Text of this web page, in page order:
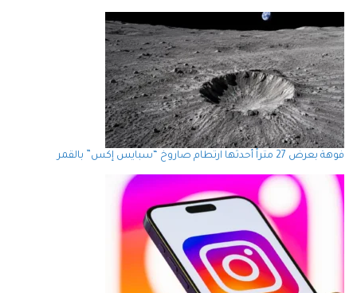
فوهة بعرض 27 متراً أحدثها ارتطام صاروخ “سبايس إكس” بالقمر